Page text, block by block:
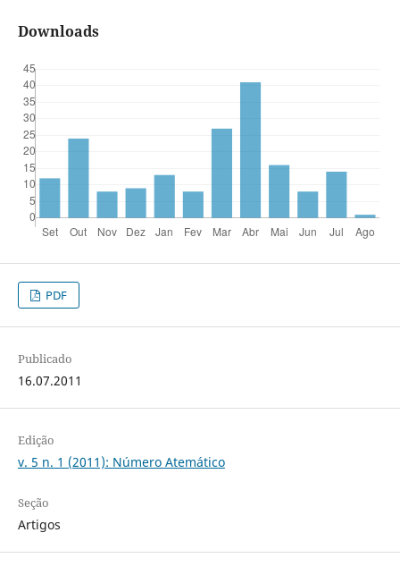
Downloads
PDF
Publicado
16.07.2011
Edição
v. 5 n. 1 (2011): Número Atemático
Seção
Artigos